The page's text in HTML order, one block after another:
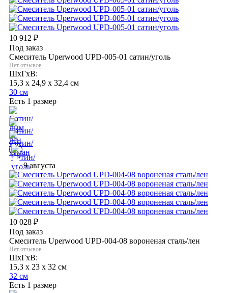
10 912 ₽
Под заказ
Смеситель Uperwood UPD-005-01 сатин/уголь
Нет отзывов
ШхГхВ:
15,3 x 24,9 x 32,4 см
30 см
Есть 1 размер
9 августа
10 028 ₽
Под заказ
Смеситель Uperwood UPD-004-08 вороненая сталь/лен
Нет отзывов
ШхГхВ:
15,3 x 23 x 32 см
32 см
Есть 1 размер